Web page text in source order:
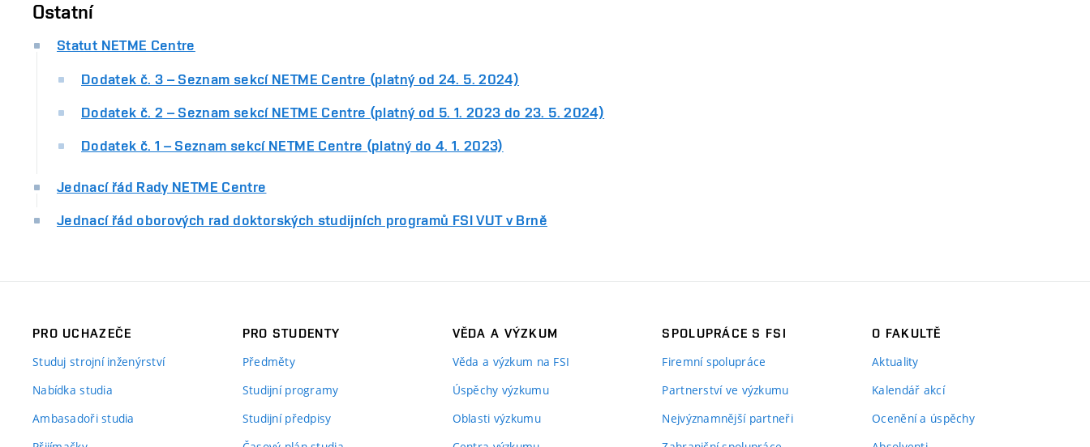
Ostatní
Statut NETME Centre
Dodatek č. 3 – Seznam sekcí NETME Centre (platný od 24. 5. 2024)
Dodatek č. 2 – Seznam sekcí NETME Centre (platný od 5. 1. 2023 do 23. 5. 2024)
Dodatek č. 1 – Seznam sekcí NETME Centre (platný do 4. 1. 2023)
Jednací řád Rady NETME Centre
Jednací řád oborových rad doktorských studijních programů FSI VUT v Brně
PRO UCHAZEČE
Studuj strojní inženýrství
Nabídka studia
Ambasadoři studia
PRO STUDENTY
Předměty
Studijní programy
Studijní předpisy
VĚDA A VÝZKUM
Věda a výzkum na FSI
Úspěchy výzkumu
Oblasti výzkumu
SPOLUPRÁCE S FSI
Firemní spolupráce
Partnerství ve výzkumu
Nejvýznamnější partneři
O FAKULTĚ
Aktuality
Kalendář akcí
Ocenění a úspěchy